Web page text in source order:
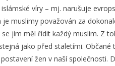
víry – mj. narušuje
muslimy považován za
jím měl řídit každý muslim. Z
jako před staletími.
žen v naší společnosti.